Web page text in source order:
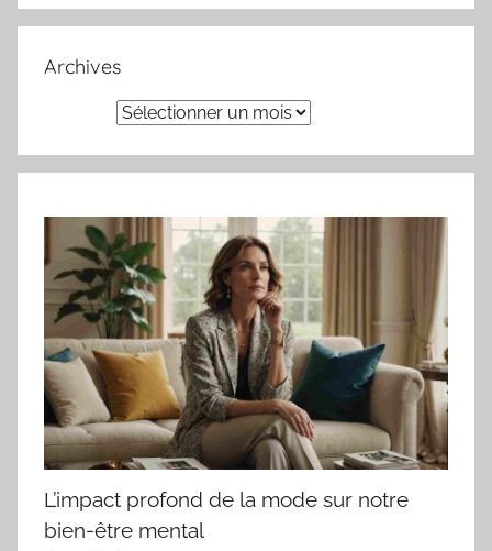
Archives
L’impact profond de la mode sur notre
bien-être mental